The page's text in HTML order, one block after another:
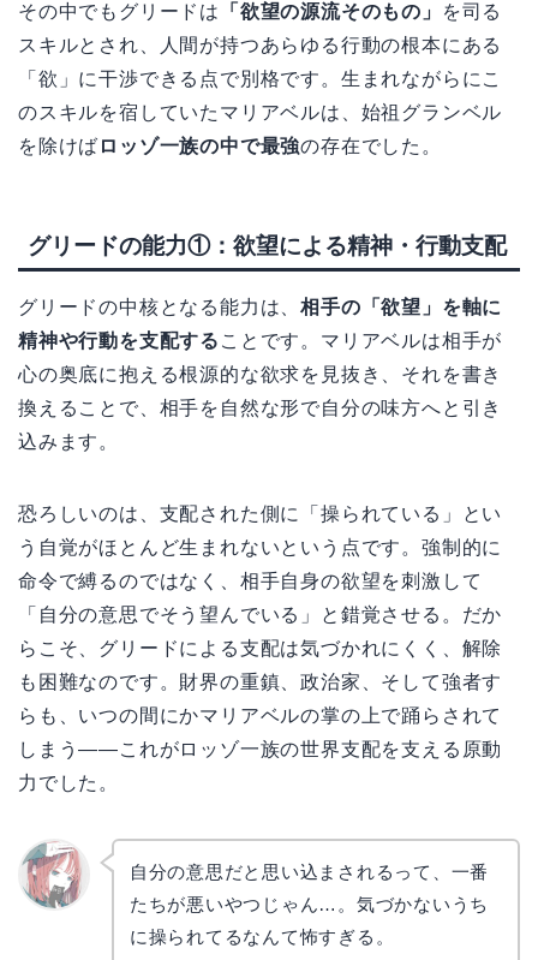
その中でもグリードは 「欲望の源流そのもの」
を司る
スキルとされ、人間が持つあらゆる行動の根本にある
「欲」に干渉できる点で別格です。生まれながらにこ
のスキルを宿していたマリアベルは、始祖グランベル
を除けば ロッゾ一族の中で最強の存在でした。
グリードの能力①：欲望による精神・行動支配
グリードの中核となる能力は、相手の「欲望」を軸に
精神や行動を支配する ことです。マリアベルは相手が
心の奥底に抱える根源的な欲求を見抜き、それを書き
換えることで、相手を自然な形で自分の味方へと引き
込みます。
恐ろしいのは、支配された側に「操られている」とい
う自覚がほとんど生まれないという点です。強制的に
命令で縛るのではなく、相手自身の欲望を刺激して
「自分の意思でそう望んでいる」と錯覚させる。だか
らこそ、グリードによる支配は気づかれにくく、解除
も困難なのです。財界の重鎮、政治家、そして強者す
らも、いつの間にかマリアベルの掌の上で踊らされて
しまう――これがロッゾ一族の世界支配を支える原動
力でした。
自分の意思だと思い込まされるって、一番
たちが悪いやつじゃん…。気づかないうち
に操られてるなんて怖すぎる。